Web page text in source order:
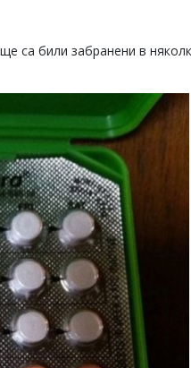
са били забранени в